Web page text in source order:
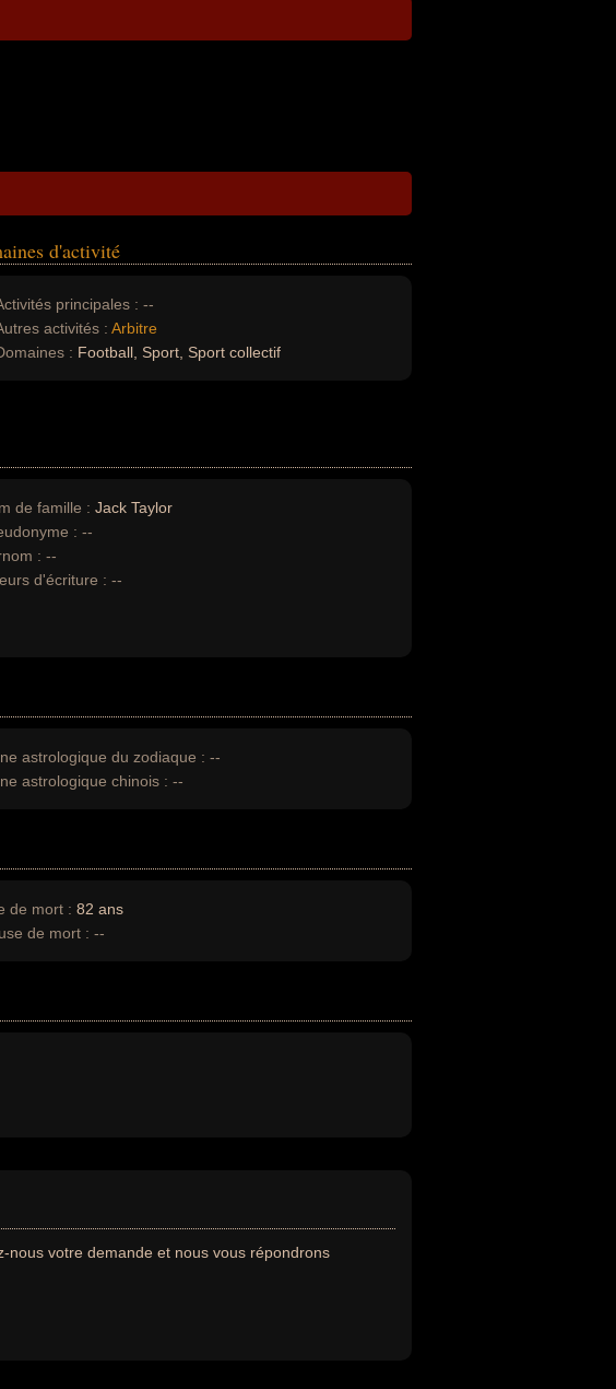
d'activité
principales : --
activités : Arbitre
: Football, Sport, Sport collectif
de famille : Jack Taylor
: --
: --
d'écriture : --
astrologique du zodiaque : --
astrologique chinois : --
de mort : 82 ans
de mort : --
nous votre demande et nous vous répondrons